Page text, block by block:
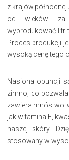
z krajów północnej
od wieków za
wyprodukować litr
Proces produkcji
wysoką cenę tego
Nasiona opuncji
zimno, co pozwala
zawiera mnóstwo
jak witamina E,
naszej skóry.
stosowany w